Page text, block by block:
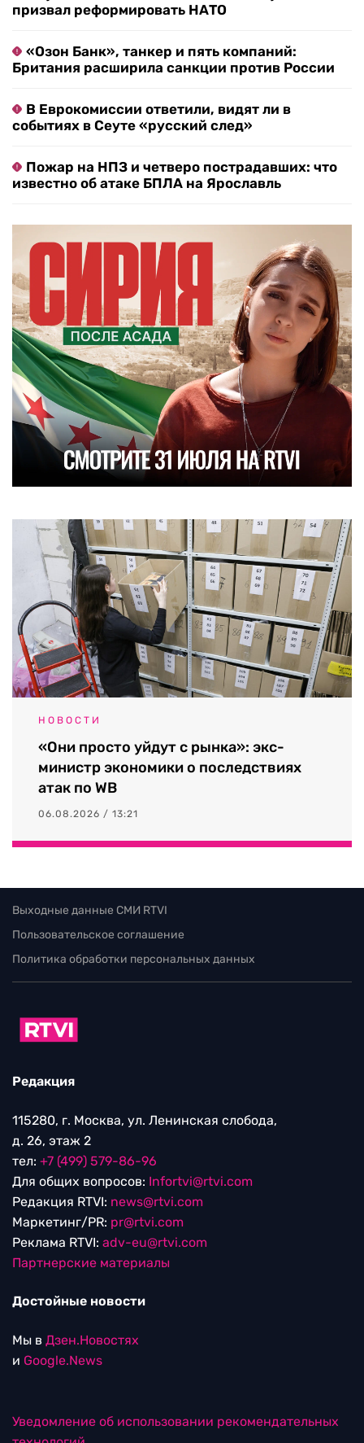
призвал реформировать НАТО
«Озон Банк», танкер и пять компаний:
Британия расширила санкции против России
В Еврокомиссии ответили, видят ли в
событиях в Сеуте «русский след»
Пожар на НПЗ и четверо пострадавших: что
известно об атаке БПЛА на Ярославль
НОВОСТИ
«Они просто уйдут с рынка»: экс-
министр экономики о последствиях
атак по WB
06.08.2026 / 13:21
Выходные данные СМИ RTVI
Пользовательское соглашение
Политика обработки персональных данных
Редакция
115280, г. Москва, ул. Ленинская слобода,
д. 26, этаж 2
тел: +7 (499) 579-86-96
Для общих вопросов: Infortvi@rtvi.com
Редакция RTVI: news@rtvi.com
Маркетинг/PR: pr@rtvi.com
Реклама RTVI: adv-eu@rtvi.com
Партнерские материалы
Достойные новости
Мы в Дзен.Новостях
и Google.News
Уведомление об использовании рекомендательных